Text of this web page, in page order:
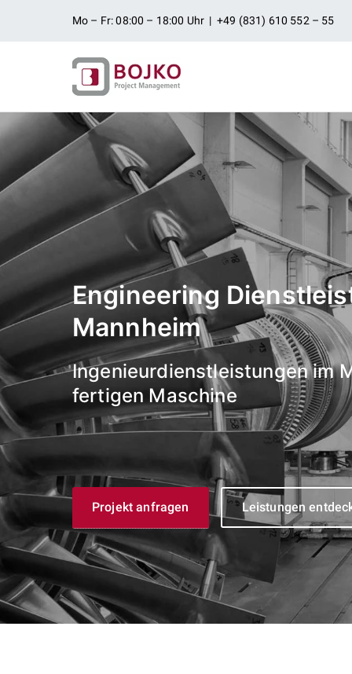
Mo – Fr: 08:00 – 18:00 Uhr | +49 (831) 610 552 – 55
Engineering
Mannheim
Ingenieurdienstleistungen im
fertigen Maschine
Projekt anfragen Leistungen